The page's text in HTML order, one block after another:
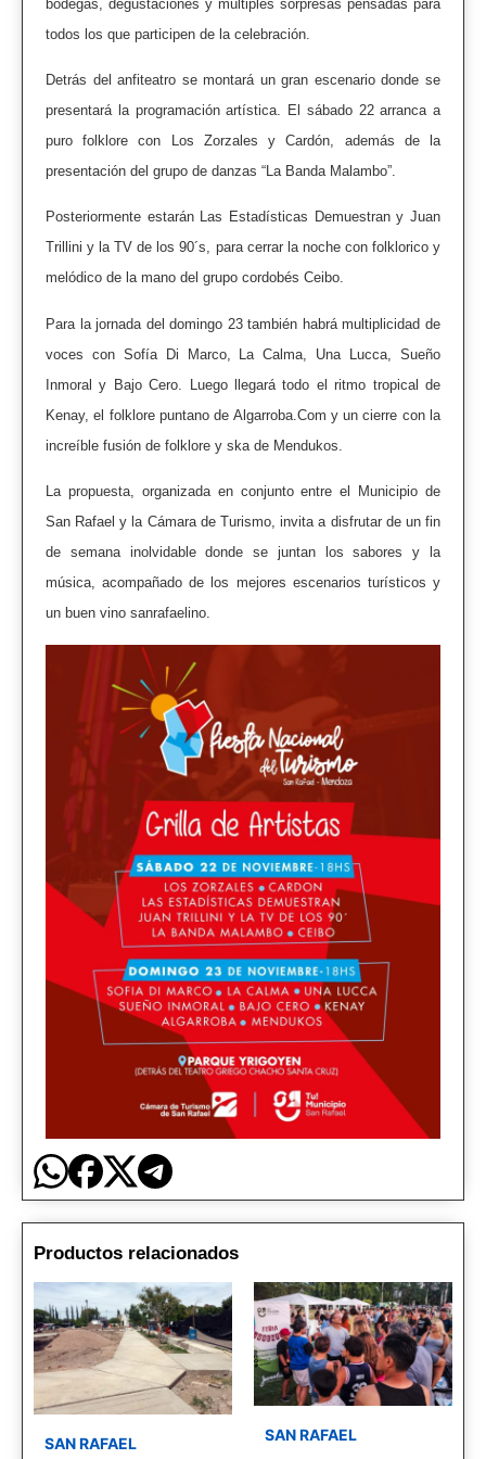
bodegas, degustaciones y múltiples sorpresas pensadas para
todos los que participen de la celebración.
Detrás del anfiteatro se montará un gran escenario donde se
presentará la programación artística. El sábado 22 arranca a
puro folklore con Los Zorzales y Cardón, además de la
presentación del grupo de danzas “La Banda Malambo”.
Posteriormente estarán Las Estadísticas Demuestran y Juan
Trillini y la TV de los 90´s, para cerrar la noche con folklorico y
melódico de la mano del grupo cordobés Ceibo.
Para la jornada del domingo 23 también habrá multiplicidad de
voces con Sofía Di Marco, La Calma, Una Lucca, Sueño
Inmoral y Bajo Cero. Luego llegará todo el ritmo tropical de
Kenay, el folklore puntano de Algarroba.Com y un cierre con la
increíble fusión de folklore y ska de Mendukos.
La propuesta, organizada en conjunto entre el Municipio de
San Rafael y la Cámara de Turismo, invita a disfrutar de un fin
de semana inolvidable donde se juntan los sabores y la
música, acompañado de los mejores escenarios turísticos y
un buen vino sanrafaelino.
Productos relacionados
SAN RAFAEL
SAN RAFAEL